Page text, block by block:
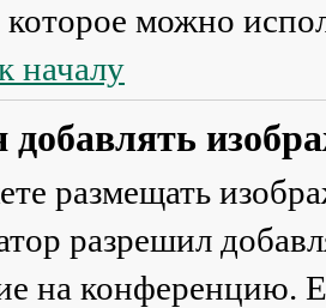
можно
началу
размещать
разрешил
на конференцию.